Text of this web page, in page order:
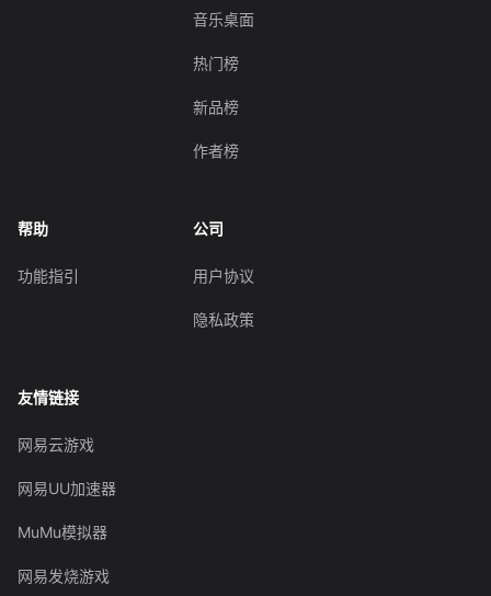
音乐桌面
热门榜
新品榜
作者榜
帮助
功能指引
公司
用户协议
隐私政策
友情链接
网易云游戏
网易UU加速器
MuMu模拟器
网易发烧游戏